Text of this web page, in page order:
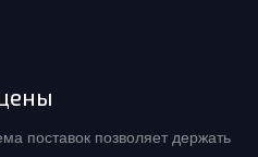
поставок позволяет держать